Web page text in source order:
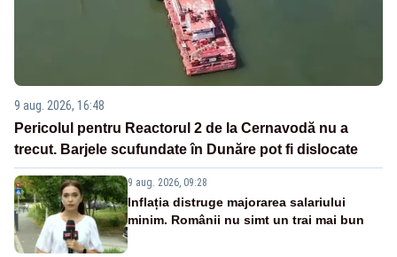
9 aug. 2026, 16:48
Pericolul pentru Reactorul 2 de la Cernavodă nu a
trecut. Barjele scufundate în Dunăre pot fi dislocate
9 aug. 2026, 09:28
Inflația distruge majorarea salariului
minim. Românii nu simt un trai mai bun